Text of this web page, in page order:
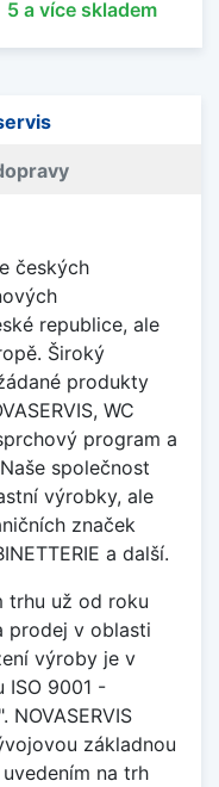
5 a více skladem
českých
republice, ale
Široký
produkty
WC
program a
společnost
výrobky, ale
značek
a další.
trhu už od roku
prodej v oblasti
výroby je v
ISO 9001 -
základnou
na trh